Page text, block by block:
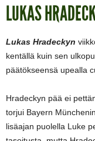
LUKAS
Lukas Hradeckyn
kentällä kuin sen
päätökseensä upealla
Hradeckyn pää ei
torjui Bayern
lisäajan puolella Luke